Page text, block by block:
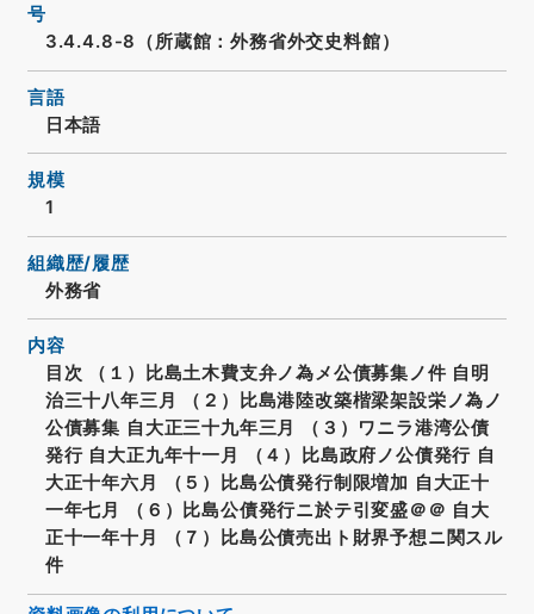
号
3.4.4.8-8（所蔵館：外務省外交史料館）
言語
日本語
規模
1
組織歴/履歴
外務省
内容
目次 （１）比島土木費支弁ノ為メ公債募集ノ件 自明
治三十八年三月 （２）比島港陸改築楷梁架設栄ノ為ノ
公債募集 自大正三十九年三月 （３）ワニラ港湾公債
発行 自大正九年十一月 （４）比島政府ノ公債発行 自
大正十年六月 （５）比島公債発行制限増加 自大正十
一年七月 （６）比島公債発行ニ於テ引変盛＠＠ 自大
正十一年十月 （７）比島公債売出ト財界予想ニ関スル
件